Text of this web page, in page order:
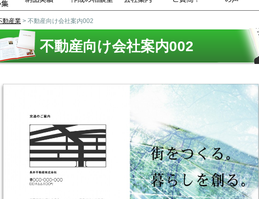
動産業 > 不動産向け会社案内002
不動産向け会社案内002